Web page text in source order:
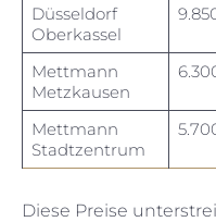
Düsseldorf
Oberkassel
Mettmann
Metzkausen
Mettmann
Stadtzentrum
Diese Preise